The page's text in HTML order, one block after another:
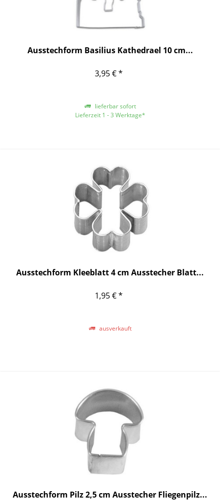
Ausstechform Basilius Kathedrael 10 cm...
3,95 € *
lieferbar sofort
Lieferzeit 1 - 3 Werktage*
Ausstechform Kleeblatt 4 cm Ausstecher Blatt...
1,95 € *
ausverkauft
Ausstechform Pilz 2,5 cm Ausstecher Fliegenpilz...